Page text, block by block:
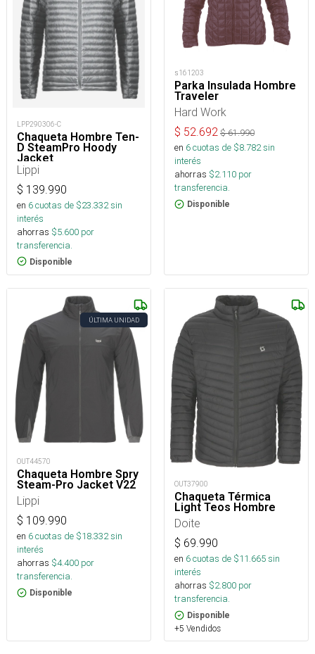
LPP290306-C
Chaqueta Hombre Ten-
D SteamPro Hoody
Jacket
Lippi
$ 139.990
en 6cuotas de $23.332sin
interés
ahorras $5.600 por
transferencia.
Disponible
s161203
Parka Insulada Hombre
Traveler
Hard Work
$ 52.692 $61.990
en 6cuotas de $8.782sin
interés
ahorras $2.110 por
transferencia.
Disponible
ÚLTIMA UNIDAD
OUT44570
Chaqueta Hombre Spry
Steam-Pro Jacket V22
Lippi
$ 109.990
en 6cuotas de $18.332sin
interés
ahorras $4.400 por
transferencia.
Disponible
OUT37900
Chaqueta Térmica
Light Teos Hombre
Doite
$ 69.990
en 6cuotas de $11.665sin
interés
ahorras $2.800 por
transferencia.
Disponible
+5 Vendidos